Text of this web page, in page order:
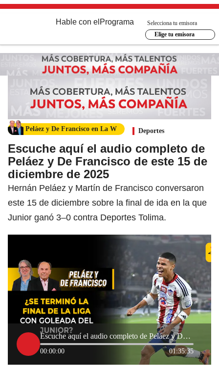
Hable con el Programa
Selecciona tu emisora
Elige tu emisora
Peláez y De Francisco en La W Deportes
Escuche aquí el audio completo de
Peláez y De Francisco de este 15 de
diciembre de 2025
Hernán Peláez y Martín de Francisco conversaron
este 15 de diciembre sobre la final de ida en la que
Junior ganó 3–0 contra Deportes Tolima.
Escuche aquí el audio completo de Peláez y De Francisco de este 15 de diciembre de 2025
00:00:00 01:35:35